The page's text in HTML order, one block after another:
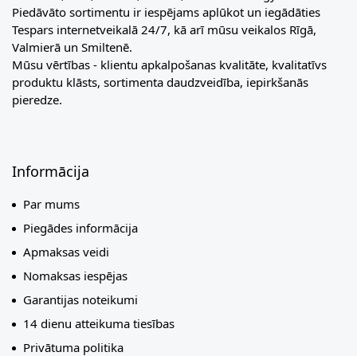
Piedāvāto sortimentu ir iespējams aplūkot un iegādāties
Tespars internetveikalā 24/7, kā arī mūsu veikalos Rīgā,
Valmierā un Smiltenē.
Mūsu vērtības - klientu apkalpošanas kvalitāte, kvalitatīvs
produktu klāsts, sortimenta daudzveidība, iepirkšanās
pieredze.
Informācija
Par mums
Piegādes informācija
Apmaksas veidi
Nomaksas iespējas
Garantijas noteikumi
14 dienu atteikuma tiesības
Privātuma politika